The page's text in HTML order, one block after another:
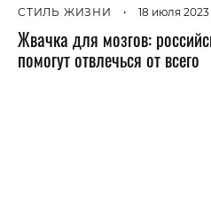
СТИЛЬ ЖИЗНИ • 18 июля 2023
Жвачка для мозгов:
помогут отвлечься от всего